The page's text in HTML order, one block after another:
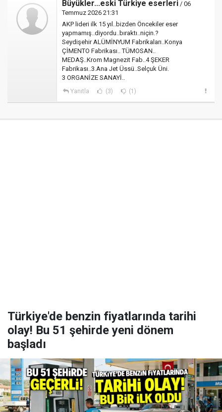
Büyükler...eski Türkiye eserleri / 06
Temmuz 2026 21:31
AKP lideri ilk 15 yıl..bizden Öncekiler eser
yapmamış..diyordu..bıraktı..niçin.?
Seydişehir ALÜMİNYUM Fabrikaları..Konya
ÇİMENTO Fabrikası.. TÜMOSAN..
MEDAŞ..Krom Magnezit Fab..4 ŞEKER
Fabrikası..3.Ana Jet Üssü..Selçuk Üni.
3 ORGANİZE SANAYİ..
Yanıtla (3) (1)
Türkiye'de benzin fiyatlarında tarihi
olay! Bu 51 şehirde yeni dönem
başladı